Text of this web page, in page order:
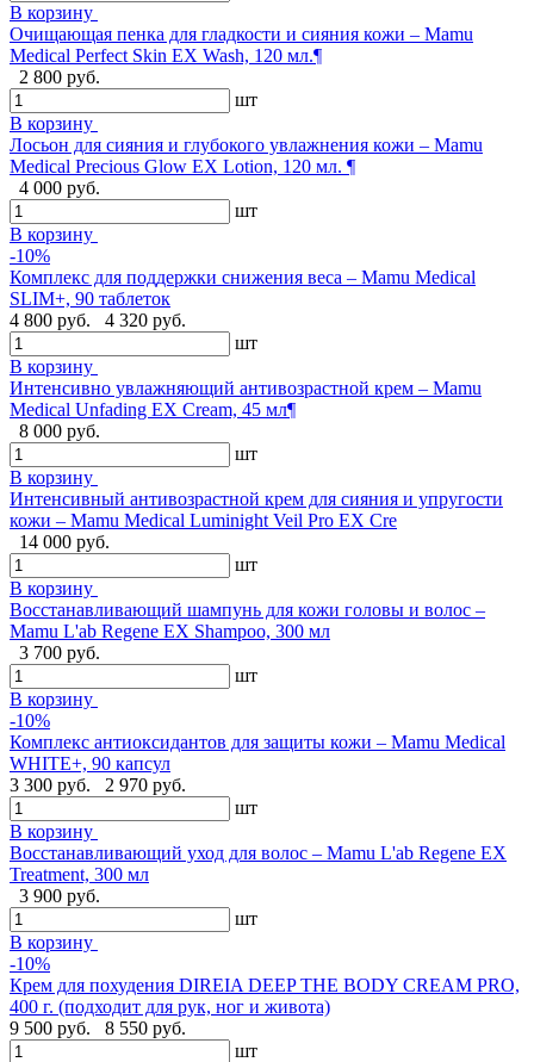
В корзину
Очищающая пенка для гладкости и сияния кожи – Mamu
Medical Perfect Skin EX Wash, 120 мл.¶
2 800 руб.
шт
В корзину
Лосьон для сияния и глубокого увлажнения кожи – Mamu
Medical Precious Glow EX Lotion, 120 мл. ¶
4 000 руб.
шт
В корзину
-10%
Комплекс для поддержки снижения веса – Mamu Medical
SLIM+, 90 таблеток
4 800 руб.
4 320 руб.
шт
В корзину
Интенсивно увлажняющий антивозрастной крем – Mamu
Medical Unfading EX Cream, 45 мл¶
8 000 руб.
шт
В корзину
Интенсивный антивозрастной крем для сияния и упругости
кожи – Mamu Medical Luminight Veil Pro EX Cre
14 000 руб.
шт
В корзину
Восстанавливающий шампунь для кожи головы и волос –
Mamu L'ab Regene EX Shampoo, 300 мл
3 700 руб.
шт
В корзину
-10%
Комплекс антиоксидантов для защиты кожи – Mamu Medical
WHITE+, 90 капсул
3 300 руб.
2 970 руб.
шт
В корзину
Восстанавливающий уход для волос – Mamu L'ab Regene EX
Treatment, 300 мл
3 900 руб.
шт
В корзину
-10%
Крем для похудения DIREIA DEEP THE BODY CREAM PRO,
400 г. (подходит для рук, ног и живота)
9 500 руб.
8 550 руб.
шт